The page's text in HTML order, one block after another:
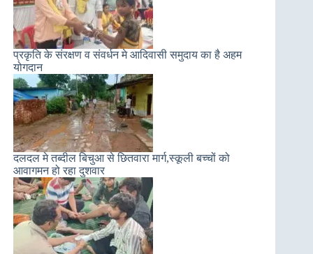
प्रकृति के संरक्षण व संवर्धन मे आदिवासी समुदाय का है अहम
योगदान
दलदल मे तब्दील बिचुआ से छितवारा मार्ग,स्कूली बच्चों को
आवागमन हो रहा दुशवार